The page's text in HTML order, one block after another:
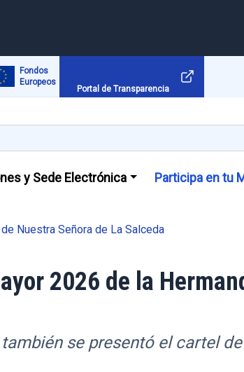
Fondos
Europeos
Portal de Transparencia
y Sede Electrónica Participa en tu
Nuestra Señora de La Salceda
2026 de la
se presentó el cartel